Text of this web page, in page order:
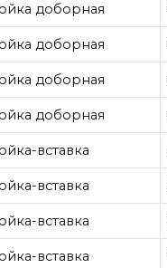
доборная
доборная
доборная
доборная
вставка
вставка
вставка
вставка